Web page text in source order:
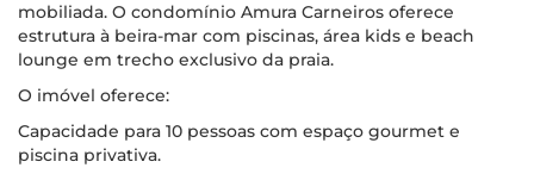
mobiliada. O condomínio Amura Carneiros oferece
estrutura à beira-mar com piscinas, área kids e beach
lounge em trecho exclusivo da praia.
O imóvel oferece:
Capacidade para 10 pessoas com espaço gourmet e
piscina privativa.